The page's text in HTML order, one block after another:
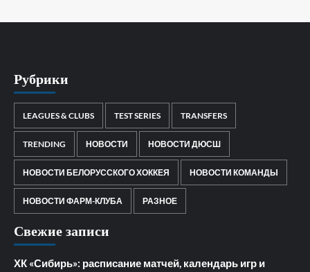
Рубрики
LEAGUES & CLUBS TEST SERIES TRANSFERS
TRENDING НОВОСТИ НОВОСТИ ДЮСШ
НОВОСТИ БЕЛОРУССКОГО ХОККЕЯ НОВОСТИ КОМАНДЫ
НОВОСТИ ФАРМ-КЛУБА РАЗНОЕ
Свежие записи
ХК «Сибирь»: расписание матчей, календарь игр и